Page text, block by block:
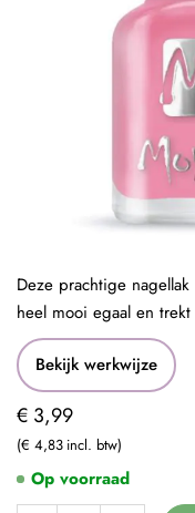
Bekijk werkwijze
€ 3,99
€ 4,83
Op voorraad
Deze prachtige
heel mooi egaal en